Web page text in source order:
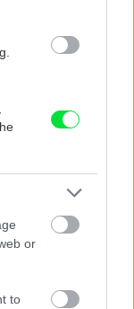
or
to
číslo Urob si
do malej
výroba domácej
Aktuality